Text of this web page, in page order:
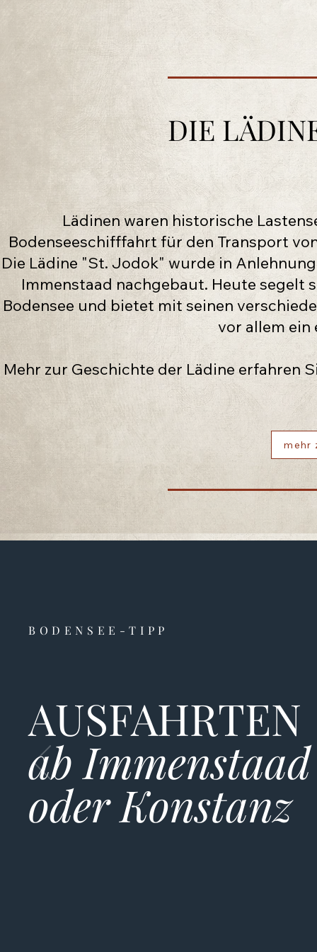
DIE
Lädinen waren historische
Bodenseeschifffahrt für den Transport
Die Lädine "St. Jodok" wurde in
Immenstaad nachgebaut. Heute segelt
Bodensee und bietet mit seinen
vor allem ein
Mehr zur Geschichte der Lädine erfahren
mehr
BODENSEE-TIPP
AUSFAHRTEN
ab Immenstaad
oder Konstanz